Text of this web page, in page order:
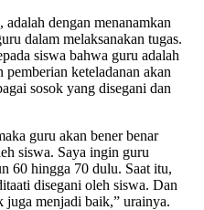
dengan menanamkan
dalam melaksanakan tugas.
siswa bahwa guru adalah
keteladanan akan
sosok yang disegani dan
guru akan bener benar
siswa. Saya ingin guru
60 hingga 70 dulu. Saat itu,
disegani oleh siswa. Dan
juga menjadi baik,” urainya.